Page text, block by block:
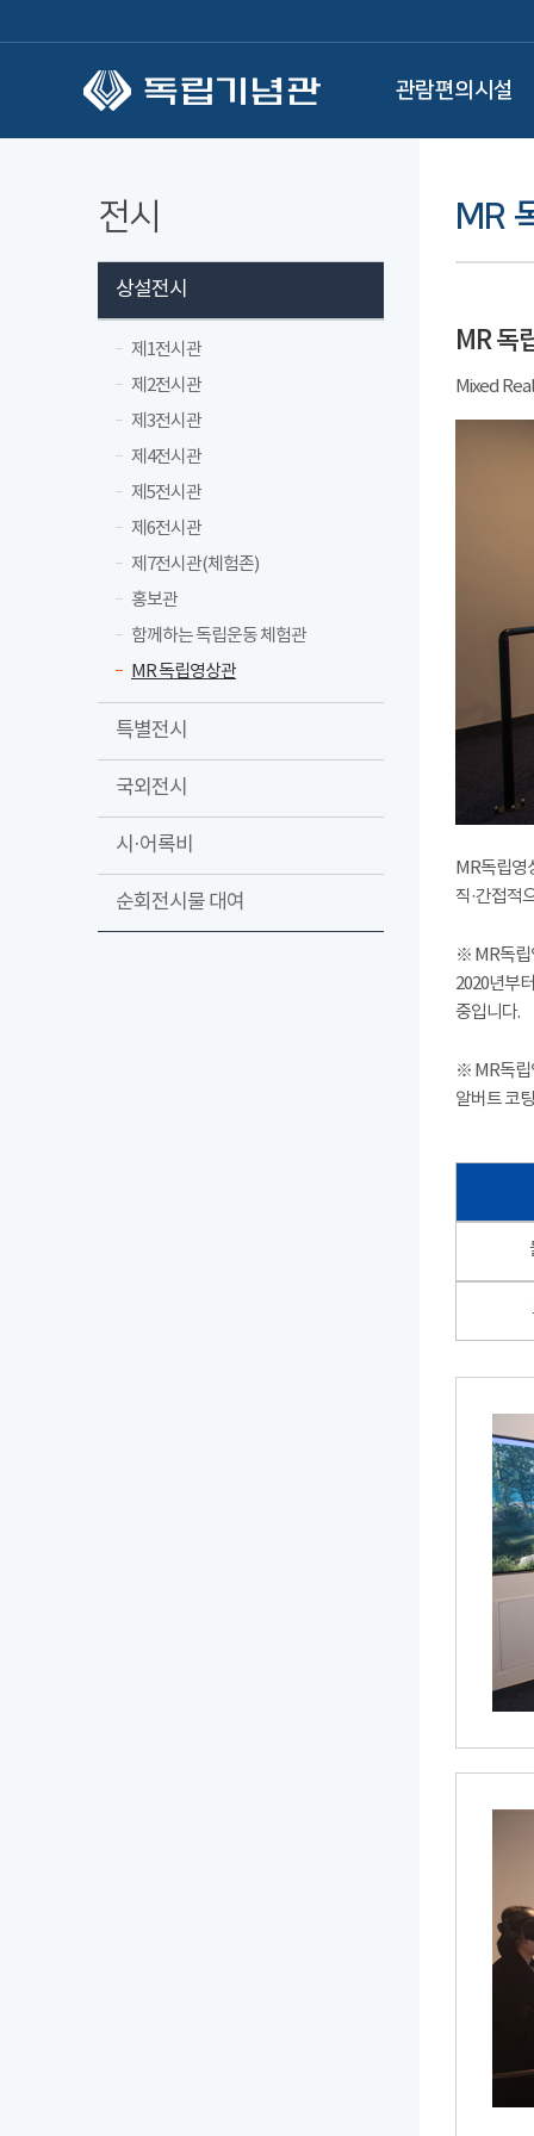
관람편의시설
전시
상설전시
제1전시관
제2전시관
제3전시관
제4전시관
제5전시관
제6전시관
제7전시관(체험존)
홍보관
함께하는 독립운동 체험관
MR 독립영상관
특별전시
국외전시
시·어록비
순회전시물 대여
MR
MR 독
Mixed
MR독립영
직·간접적
※ MR독립
2020년부
중입니다.
※ MR독립
알버트 코